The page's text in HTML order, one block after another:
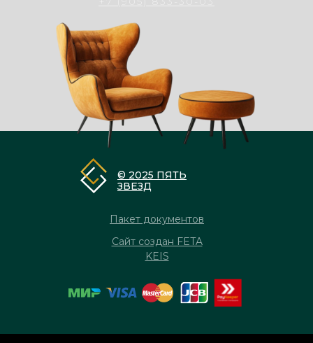
Сайт создан FETA
KEIS
© 2025 ПЯТЬ
ЗВЕЗД
Пакет документов